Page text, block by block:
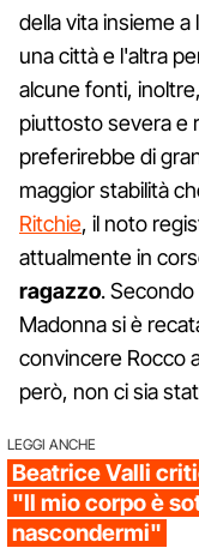
della vita insieme
una città e l'altra
alcune fonti,
piuttosto severa e
preferirebbe di
maggior stabilità
Ritchie, il noto
attualmente in
ragazzo. Secondo
Madonna si è
convincere Rocco
però, non ci sia
LEGGI ANCHE
Beatrice Valli
"Il mio corpo è
nascondermi"